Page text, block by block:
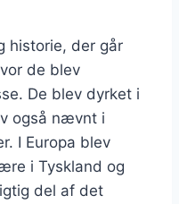
historie, der går
de blev
De blev dyrket i
også nævnt i
I Europa blev
i Tyskland og
del af det